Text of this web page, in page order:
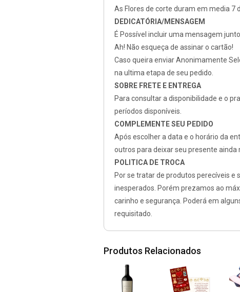
As Flores de corte duram em media 7
DEDICATÓRIA/MENSAGEM
É Possível incluir uma mensagem
Ah! Não esqueça de assinar o cartão!
Caso queira enviar Anonimamente
na ultima etapa de seu pedido.
SOBRE FRETE E ENTREGA
Para consultar a disponibilidade e o
períodos disponíveis.
COMPLEMENTE SEU PEDIDO
Após escolher a data e o horário da
outros para deixar seu presente
POLITICA DE TROCA
Por se tratar de produtos perecíveis e
inesperados. Porém prezamos ao
carinho e segurança. Poderá em
requisitado.
Produtos Relacionados